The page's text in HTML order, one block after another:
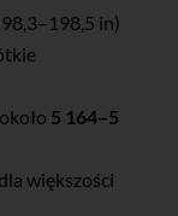
in)
5 164–5
większości